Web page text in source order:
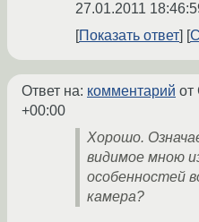
27.01.2011
Показать ответ
Ответ на: комментарий от
+00:00
Хорошо.
видимое мною
особенностей
камера?